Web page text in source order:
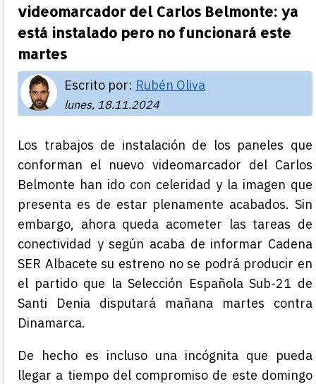
videomarcador del Carlos Belmonte: ya
está instalado pero no funcionará este
martes
Escrito por: Rubén Oliva
lunes, 18.11.2024
Los trabajos de instalación de los paneles que
conforman el nuevo videomarcador del Carlos
Belmonte han ido con celeridad y la imagen que
presenta es de estar plenamente acabados. Sin
embargo, ahora queda acometer las tareas de
conectividad y según acaba de informar Cadena
SER Albacete su estreno no se podrá producir en
el partido que la Selección Española Sub-21 de
Santi Denia disputará mañana martes contra
Dinamarca.
De hecho es incluso una incógnita que pueda
llegar a tiempo del compromiso de este domingo